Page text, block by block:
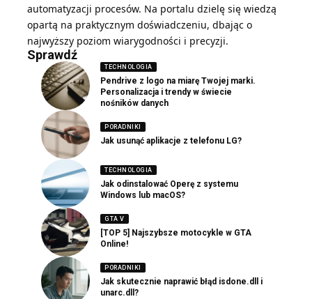
automatyzacji procesów. Na portalu dzielę się wiedzą
opartą na praktycznym doświadczeniu, dbając o
najwyższy poziom wiarygodności i precyzji.
Sprawdź
TECHNOLOGIA
Pendrive z logo na miarę Twojej marki.
Personalizacja i trendy w świecie
nośników danych
PORADNIKI
Jak usunąć aplikacje z telefonu LG?
TECHNOLOGIA
Jak odinstalować Operę z systemu
Windows lub macOS?
GTA V
[TOP 5] Najszybsze motocykle w GTA
Online!
PORADNIKI
Jak skutecznie naprawić błąd isdone.dll i
unarc.dll?